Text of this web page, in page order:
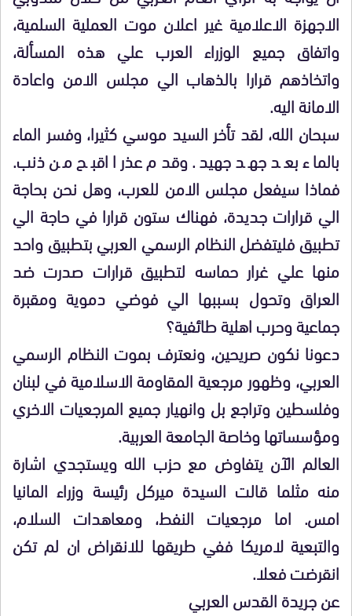
الاجهزة الاعلامية غير اعلان موت العملية السلمية،
واتفاق جميع الوزراء العرب علي هذه المسألة،
واتخاذهم قرارا بالذهاب الي مجلس الامن واعادة
الامانة اليه.
سبحان الله، لقد تأخر السيد موسي كثيرا، وفسر الماء
بالماء بعد جهد جهيد. وقدم عذرا اقبح من ذنب.
فماذا سيفعل مجلس الامن للعرب، وهل نحن بحاجة
الي قرارات جديدة، فهناك ستون قرارا في حاجة الي
تطبيق فليتفضل النظام الرسمي العربي بتطبيق واحد
منها علي غرار حماسه لتطبيق قرارات صدرت ضد
العراق وتحول بسببها الي فوضي دموية ومقبرة
جماعية وحرب اهلية طائفية؟
دعونا نكون صريحين، ونعترف بموت النظام الرسمي
العربي، وظهور مرجعية المقاومة الاسلامية في لبنان
وفلسطين وتراجع بل وانهيار جميع المرجعيات الاخري
ومؤسساتها وخاصة الجامعة العربية.
العالم الآن يتفاوض مع حزب الله ويستجدي اشارة
منه مثلما قالت السيدة ميركل رئيسة وزراء المانيا
امس. اما مرجعيات النفط، ومعاهدات السلام،
والتبعية لامريكا ففي طريقها للانقراض ان لم تكن
انقرضت فعلا.
عن جريدة القدس العربي